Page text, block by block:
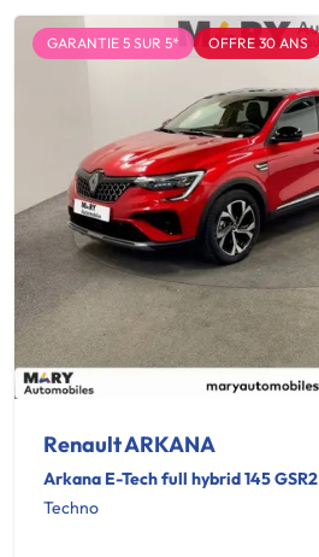
GARANTIE 5 SUR 5* OFFRE 30 ANS
Renault ARKANA
Arkana E-Tech full hybrid 145 GSR2
Techno